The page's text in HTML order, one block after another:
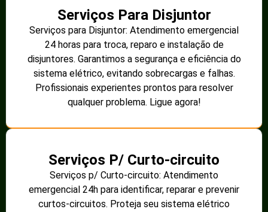
Serviços Para Disjuntor
Serviços para Disjuntor: Atendimento emergencial
24 horas para troca, reparo e instalação de
disjuntores. Garantimos a segurança e eficiência do
sistema elétrico, evitando sobrecargas e falhas.
Profissionais experientes prontos para resolver
qualquer problema. Ligue agora!
Serviços P/ Curto-circuito
Serviços p/ Curto-circuito: Atendimento
emergencial 24h para identificar, reparar e prevenir
curtos-circuitos. Proteja seu sistema elétrico